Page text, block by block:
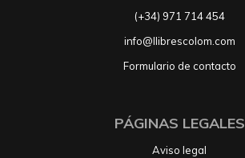
(+34) 971 714 454
info@llibrescolom.com
Formulario de contacto
PÁGINAS LEGALES
Aviso legal